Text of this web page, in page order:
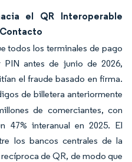
el QR Interoperable
todos los terminales de pago
antes de junio de 2026,
el fraude basado en firma.
de billetera anteriormente
de comerciantes, con
47% interanual en 2025. El
los bancos centrales de la
de QR, de modo que